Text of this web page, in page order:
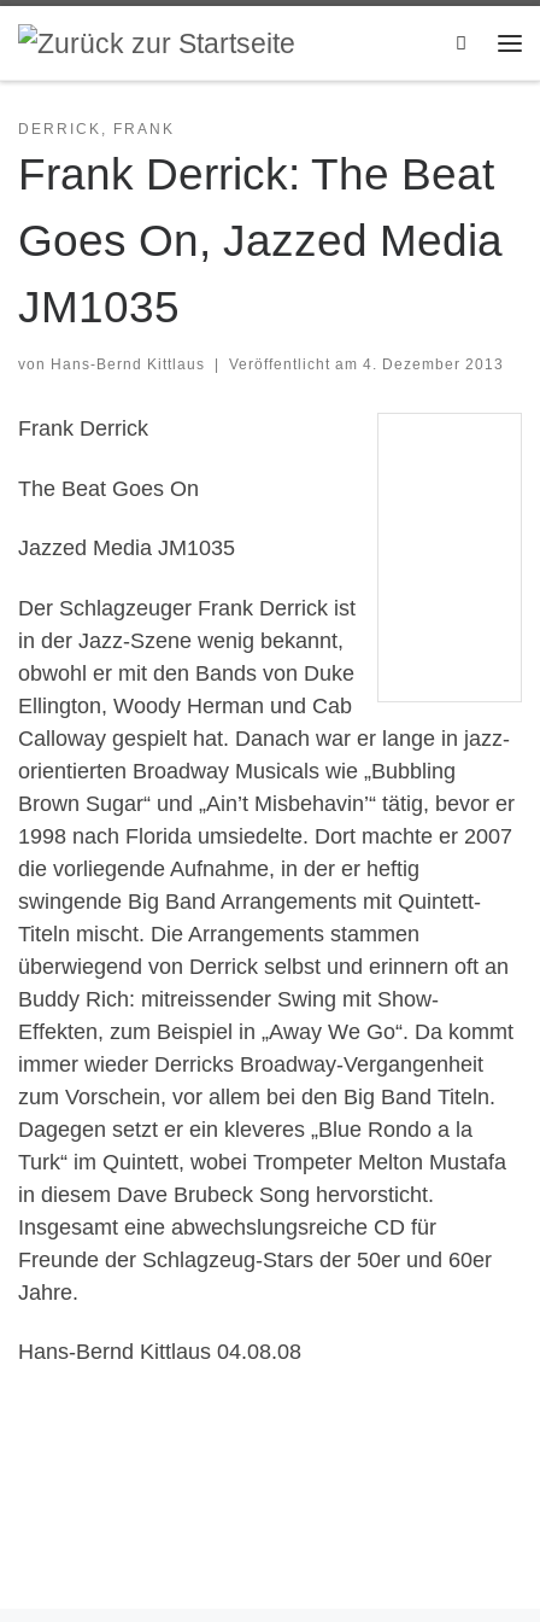
Zum Inhalt springen
Search
DERRICK, FRANK
Frank Derrick: The Beat
Goes On, Jazzed Media
JM1035
von Hans-Bernd Kittlaus Veröffentlicht am 4. Dezember 2013
Frank Derrick
The Beat Goes On
Jazzed Media JM1035
Der Schlagzeuger Frank Derrick ist
in der Jazz-Szene wenig bekannt,
obwohl er mit den Bands von Duke
Ellington, Woody Herman und Cab
Calloway gespielt hat. Danach war er lange in jazz-
orientierten Broadway Musicals wie „Bubbling
Brown Sugar“ und „Ain’t Misbehavin’“ tätig, bevor er
1998 nach Florida umsiedelte. Dort machte er 2007
die vorliegende Aufnahme, in der er heftig
swingende Big Band Arrangements mit Quintett-
Titeln mischt. Die Arrangements stammen
überwiegend von Derrick selbst und erinnern oft an
Buddy Rich: mitreissender Swing mit Show-
Effekten, zum Beispiel in „Away We Go“. Da kommt
immer wieder Derricks Broadway-Vergangenheit
zum Vorschein, vor allem bei den Big Band Titeln.
Dagegen setzt er ein kleveres „Blue Rondo a la
Turk“ im Quintett, wobei Trompeter Melton Mustafa
in diesem Dave Brubeck Song hervorsticht.
Insgesamt eine abwechslungsreiche CD für
Freunde der Schlagzeug-Stars der 50er und 60er
Jahre.
Hans-Bernd Kittlaus 04.08.08